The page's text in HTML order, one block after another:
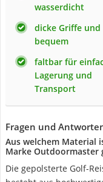
wasserdicht
dicke Griffe und
bequem
faltbar für
Lagerung und
Transport
Fragen und
Aus welchem Material
Marke Outdoormaster
Die gepolsterte Golf-